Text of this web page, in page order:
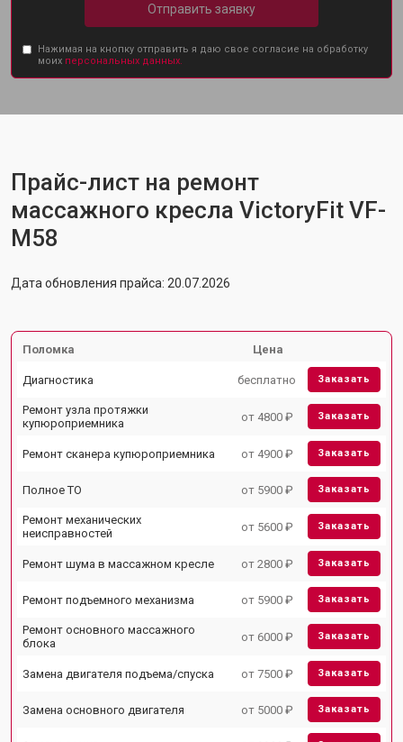
Отправить заявку
Нажимая на кнопку отправить я даю свое согласие на обработку
моих персональных данных.
Прайс-лист на ремонт
массажного кресла VictoryFit VF-
M58
Дата обновления прайса: 20.07.2026
Поломка Цена
Диагностика бесплатно Заказать
Ремонт узла протяжки
купюроприемника
от 4800 ₽ Заказать
Ремонт сканера купюроприемника от 4900 ₽ Заказать
Полное ТО от 5900 ₽ Заказать
Ремонт механических
неисправностей
от 5600 ₽ Заказать
Ремонт шума в массажном кресле от 2800 ₽ Заказать
Ремонт подъемного механизма от 5900 ₽ Заказать
Ремонт основного массажного
блока
от 6000 ₽ Заказать
Замена двигателя подъема/спуска от 7500 ₽ Заказать
Замена основного двигателя от 5000 ₽ Заказать